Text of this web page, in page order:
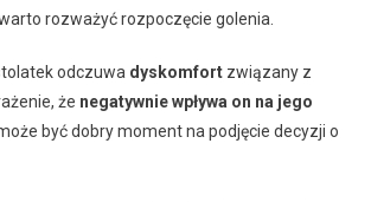
rozważyć rozpoczęcie golenia.
odczuwa dyskomfortzwiązany z
że negatywnie wpływa on na jego
być dobry moment na podjęcie decyzji o